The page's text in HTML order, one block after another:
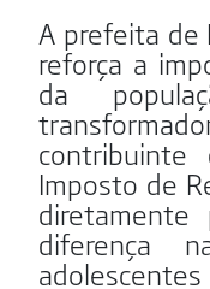
A prefeita de
reforça a
da
Imposto de
diferença